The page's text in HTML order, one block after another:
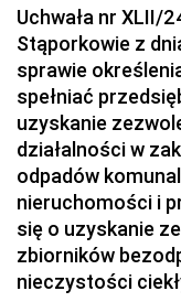
Dziennik
Dziennik
Dziennik
Kolejowego
Dziennik
Technologii
Dziennik
Dziennik
Państwowych
Uchwała nr XLII/
Stąporkowie z
sprawie
spełniać
uzyskanie
działalności w
odpadów
nieruchomości i
się o uzyskanie
zbiorników
nieczystości